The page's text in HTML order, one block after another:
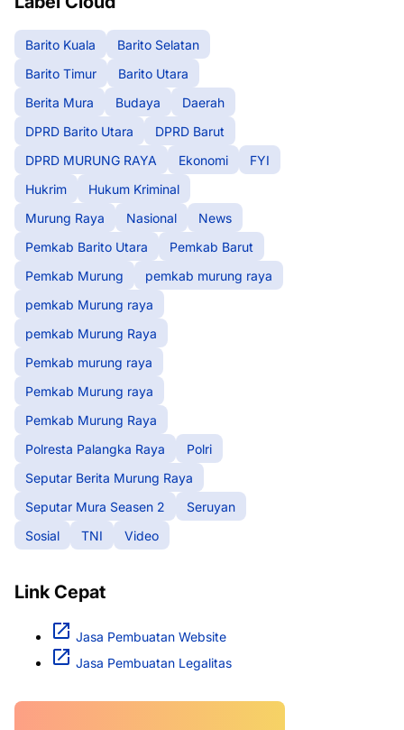
Barito Kuala
Barito Selatan
Barito Timur
Barito Utara
Berita Mura
Budaya
Daerah
DPRD Barito Utara
DPRD Barut
DPRD MURUNG RAYA
Ekonomi
FYI
Hukrim
Hukum Kriminal
Murung Raya
Nasional
News
Pemkab Barito Utara
Pemkab Barut
Pemkab Murung
pemkab murung raya
pemkab Murung raya
pemkab Murung Raya
Pemkab murung raya
Pemkab Murung raya
Pemkab Murung Raya
Polresta Palangka Raya
Polri
Seputar Berita Murung Raya
Seputar Mura Seasen 2
Seruyan
Sosial
TNI Video
Link Cepat
Jasa Pembuatan Website
Jasa Pembuatan Legalitas